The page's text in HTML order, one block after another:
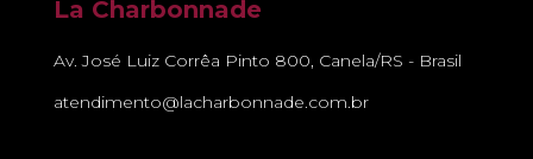
La Charbonnade
Av. José Luiz Corrêa Pinto 800, Canela/RS - Brasil
atendimento@lacharbonnade.com.br